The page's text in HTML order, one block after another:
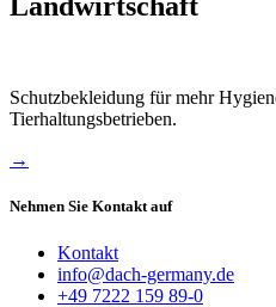
Schutzbekleidung für mehr
Tierhaltungsbetrieben.
→
Nehmen Sie Kontakt auf
Kontakt
info@dach-germany.de
+49 7222 159 89-0